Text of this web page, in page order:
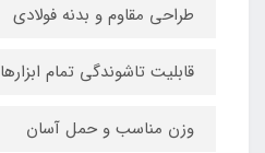
طراحی مقاوم و بدنه فولادی
قابلیت تاشوندگی تمام ابزارها
وزن مناسب و حمل آسان